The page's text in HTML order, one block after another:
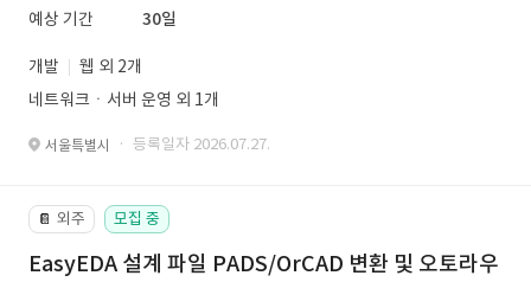
예상 기간
30일
개발
웹 외 2개
네트워크ㆍ서버 운영 외 1개
서울특별시 · 등록일자 2026.07.27.
📔 외주 모집 중
EasyEDA 설계 파일 PADS/OrCAD 변환 및 오토라우